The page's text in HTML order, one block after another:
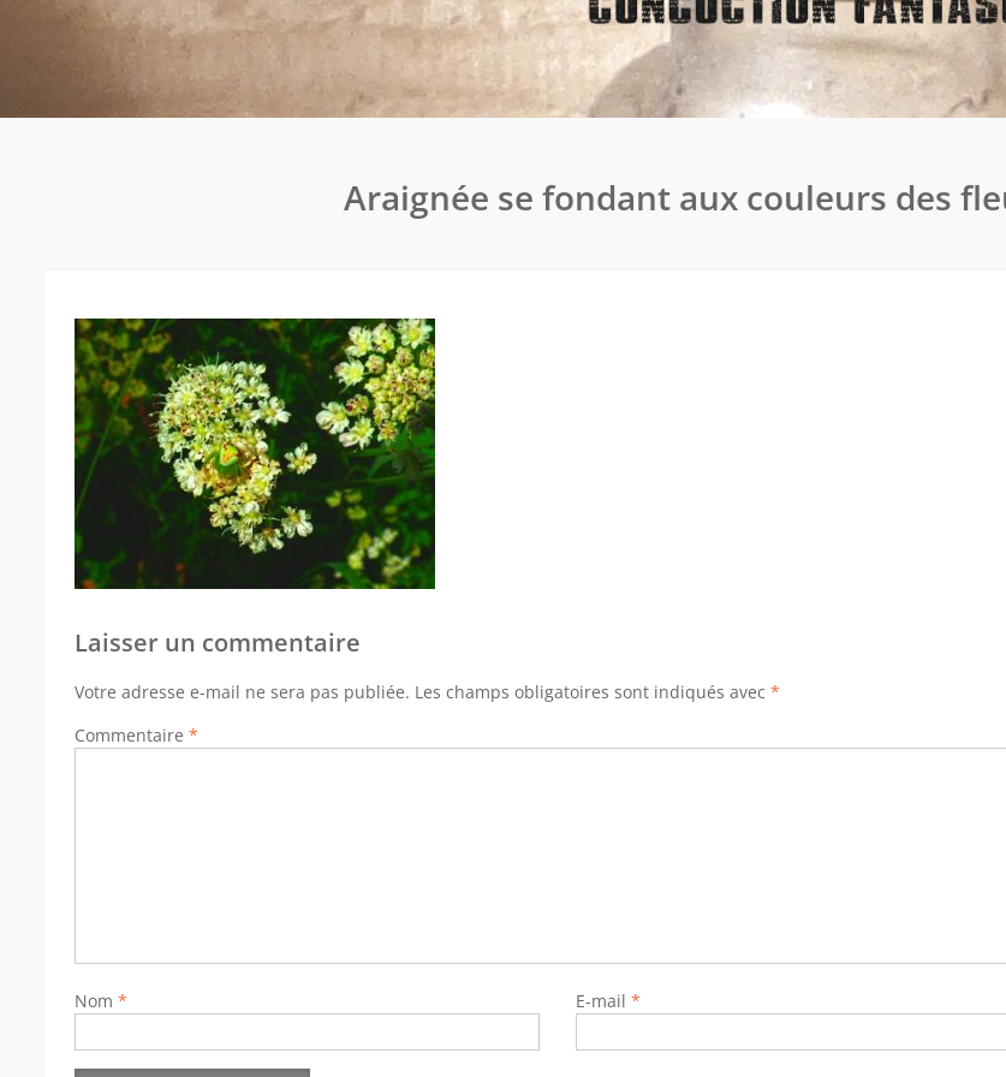
Araignée se fondant aux couleurs des
Laisser un commentaire
Votre adresse e-mail ne sera pas publiée. Les champs obligatoires sont indiqués avec *
Commentaire *
Nom * E-mail *